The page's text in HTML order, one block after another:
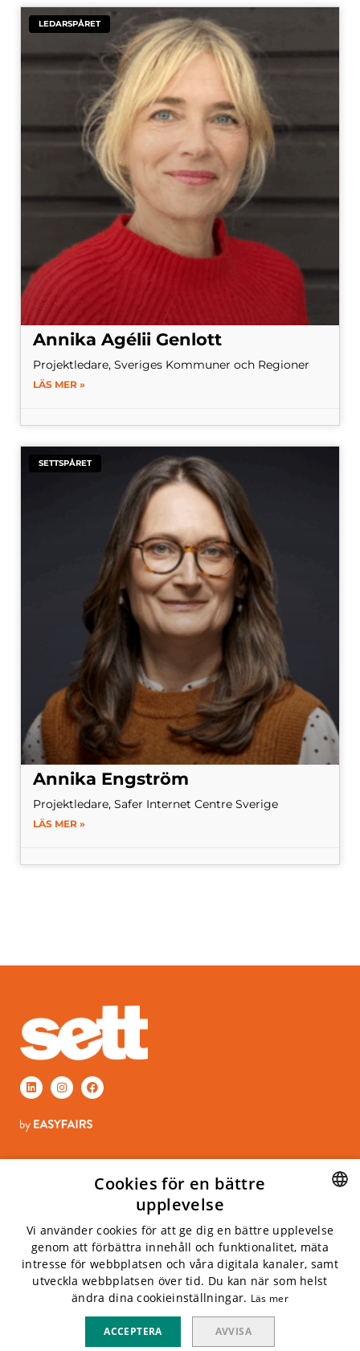
LEDARSPÅRET
Annika Agélii Genlott
Projektledare, Sveriges Kommuner och Regioner
LÄS MER »
SETTSPÅRET
Annika Engström
Projektledare, Safer Internet Centre Sverige
LÄS MER »
ÖPPETTIDER
Tisdag 6 april, 2027
Onsdag 7 april, 2027
Arne Beurlings Torg 5, 164 40 kista
ENGLISH
Cookies för en bättre
upplevelse
Vi använder cookies för att ge dig en bättre upplevelse
genom att förbättra innehåll och funktionalitet, mäta
intresse för webbplatsen och våra digitala kanaler, samt
utveckla webbplatsen över tid. Du kan när som helst
ändra dina cookieinställningar. Läs mer
ACCEPTERA AVVISA